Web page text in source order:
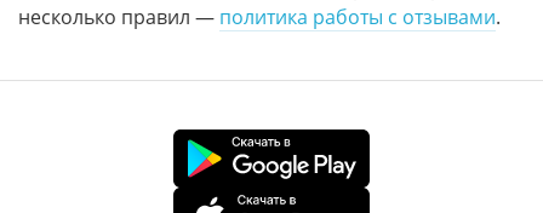
несколько правил — политика работы с отзывами.